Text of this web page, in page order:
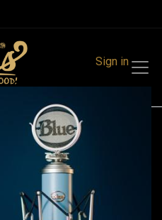
Sign in